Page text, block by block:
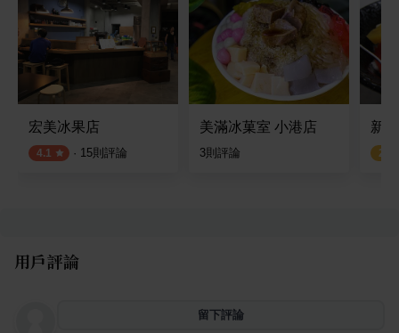
宏美冰果店
4.1 · 15則評論
美滿冰菓室 小港店
3則評論
新
2.8
用戶評論
留下評論